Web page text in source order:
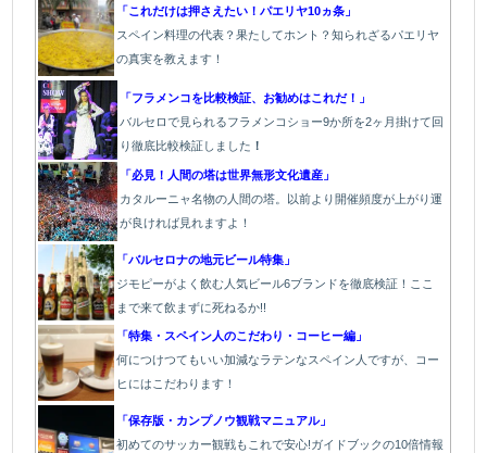
「これだけは押さえたい！パエリヤ10ヵ条」
スペイン料理の代表？果たしてホント？知られざるパエリヤ
の真実を教えます！
「フラメンコを比較検証、お勧めはこれだ！」
バルセロで見られるフラメンコショー9か所を2ヶ月掛けて回
り徹底比較検証しました ！
「必見！人間の塔は世界無形文化遺産」
カタルーニャ名物の人間の塔。以前より開催頻度が上がり運
が良ければ見れますよ！
「バルセロナの地元ビール特集」
ジモピーがよく飲む人気ビール6ブランドを徹底検証！ここ
まで来て飲まずに死ねるか!!
「特集・スペイン人のこだわり・コーヒー編」
何につけつてもいい加減なラテンなスペイン人ですが、コー
ヒにはこだわります ！
「保存版・カンプノウ観戦マニュアル」
初めてのサッカー観戦もこれで安心!ガイドブックの10倍情報